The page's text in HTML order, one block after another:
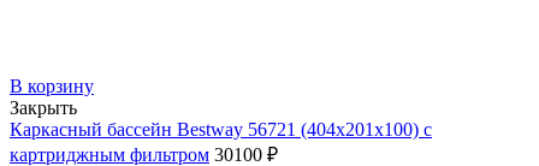
В корзину
Закрыть
Каркасный бассейн Bestway 56721 (404х201х100) с
картриджным фильтром 30100 ₽